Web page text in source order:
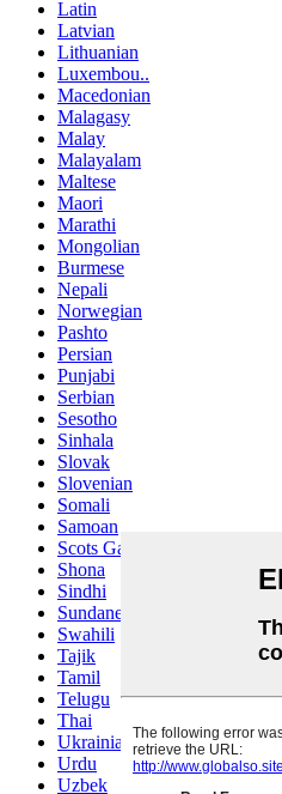
Latin
Latvian
Lithuanian
Luxembou..
Macedonian
Malagasy
Malay
Malayalam
Maltese
Maori
Marathi
Mongolian
Burmese
Nepali
Norwegian
Pashto
Persian
Punjabi
Serbian
Sesotho
Sinhala
Slovak
Slovenian
Somali
Samoan
Scots Gaelic
Shona
Sindhi
Sundanese
Swahili
Tajik
Tamil
Telugu
Thai
Ukrainian
Urdu
Uzbek